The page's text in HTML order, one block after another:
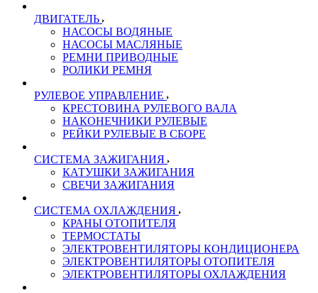
ДВИГАТЕЛЬ
НАСОСЫ ВОДЯНЫЕ
НАСОСЫ МАСЛЯНЫЕ
РЕМНИ ПРИВОДНЫЕ
РОЛИКИ РЕМНЯ
РУЛЕВОЕ УПРАВЛЕНИЕ
КРЕСТОВИНА РУЛЕВОГО ВАЛА
НАКОНЕЧНИКИ РУЛЕВЫЕ
РЕЙКИ РУЛЕВЫЕ В СБОРЕ
СИСТЕМА ЗАЖИГАНИЯ
КАТУШКИ ЗАЖИГАНИЯ
СВЕЧИ ЗАЖИГАНИЯ
СИСТЕМА ОХЛАЖДЕНИЯ
КРАНЫ ОТОПИТЕЛЯ
ТЕРМОСТАТЫ
ЭЛЕКТРОВЕНТИЛЯТОРЫ КОНДИЦИОНЕРА
ЭЛЕКТРОВЕНТИЛЯТОРЫ ОТОПИТЕЛЯ
ЭЛЕКТРОВЕНТИЛЯТОРЫ ОХЛАЖДЕНИЯ